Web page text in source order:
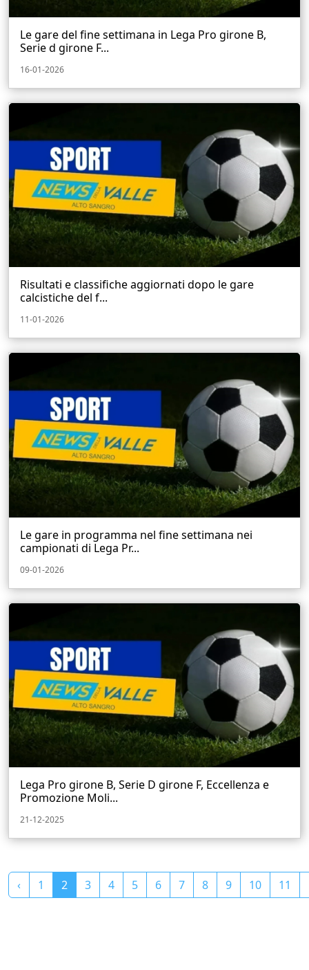
Le gare del fine settimana in Lega Pro girone B,
Serie d girone F...
16-01-2026
Risultati e classifiche aggiornati dopo le gare
calcistiche del f...
11-01-2026
Le gare in programma nel fine settimana nei
campionati di Lega Pr...
09-01-2026
Lega Pro girone B, Serie D girone F, Eccellenza e
Promozione Moli...
21-12-2025
‹ 1 2 3 4 5 6 7 8 9 10 11